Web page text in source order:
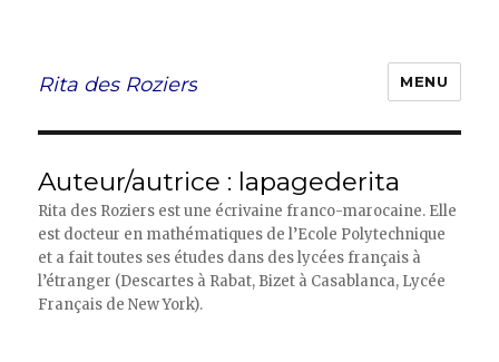
Rita des Roziers MENU
Auteur/autrice : lapagederita
Rita des Roziers est une écrivaine franco-marocaine. Elle
est docteur en mathématiques de l’Ecole Polytechnique
et a fait toutes ses études dans des lycées français à
l’étranger (Descartes à Rabat, Bizet à Casablanca, Lycée
Français de New York).